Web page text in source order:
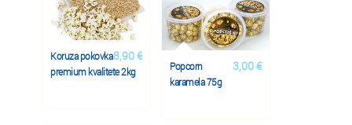
8,90 €
Koruza pokovka
premium kvalitete 2kg
3,00 €
Popcorn
karamela 75g